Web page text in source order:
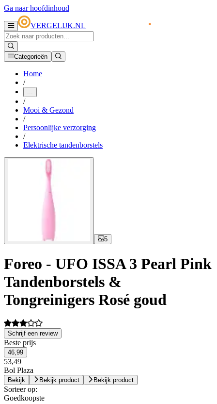
Ga naar hoofdinhoud
VERGELIJK.NL
Categorieën
Home
/
...
/
Mooi & Gezond
/
Persoonlijke verzorging
/
Elektrische tandenborstels
5
Foreo - UFO ISSA 3 Pearl Pink
Tandenborstels &
Tongreinigers Rosé goud
Schrijf een review
Beste prijs
46,99
53,49
Bol Plaza
Bekijk Bekijk product Bekijk product
Sorteer op:
Goedkoopste